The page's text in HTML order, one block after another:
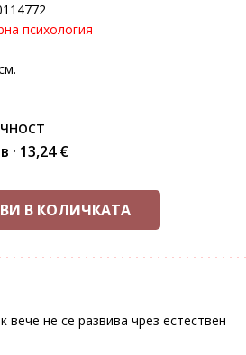
психология
· 13,24 €
В КОЛИЧКАТА
не се развива чрез естествен